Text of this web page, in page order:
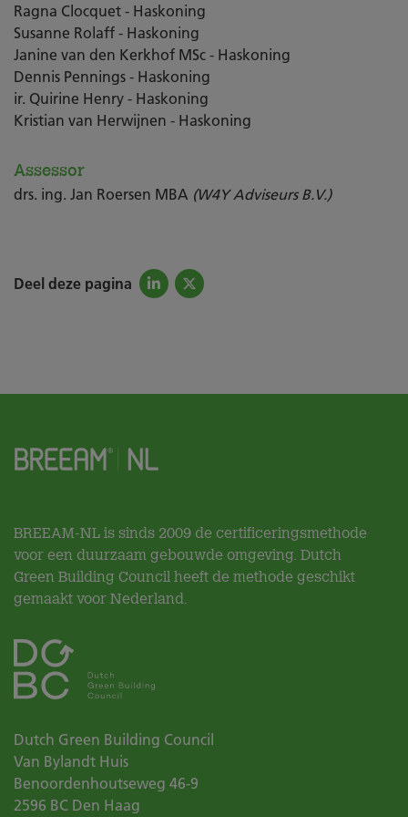
Ragna Clocquet - Haskoning
Susanne Rolaff - Haskoning
Janine van den Kerkhof MSc - Haskoning
Dennis Pennings - Haskoning
ir. Quirine Henry - Haskoning
Kristian van Herwijnen - Haskoning
Assessor
drs. ing. Jan Roersen MBA (W4Y Adviseurs B.V.)
Deel deze pagina
BREEAM-NL is sinds 2009 de certificeringsmethode
voor een duurzaam gebouwde omgeving. Dutch
Green Building Council heeft de methode geschikt
gemaakt voor Nederland.
Dutch Green Building Council
Van Bylandt Huis
Benoordenhoutseweg 46-9
2596 BC Den Haag